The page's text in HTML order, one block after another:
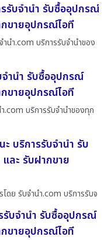
รับจำนำ รับซื้ออุปกรณ์
ขายอุปกรณ์ไอที
านํา.com บริการรับจำนำของ
จำนำ รับซื้ออุปกรณ์
ขายอุปกรณ์ไอที
.com บริการรับจำนำของทุก
บริการรับจำนำ รับ
ละ รับฝากขาย
ดย รับจํานํา.com บริการรับจ
รับจำนำ รับซื้ออุปกรณ์
ขายอุปกรณ์ไอที